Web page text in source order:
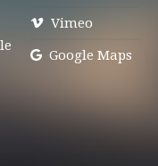
Vimeo
Google Maps